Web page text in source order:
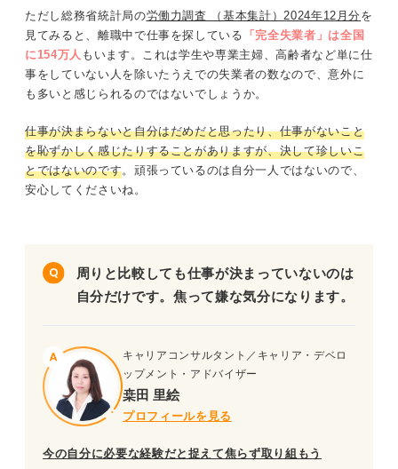
ただし総務省統計局の労働力調査 （基本集計）2024年12月分 を
見てみると、離職中で仕事を探している 「完全失業者」は全国
に154万人 もいます。これは学生や専業主婦、高齢者など単に仕
事をしていない人を除いたうえでの失業者の数なので、意外に
も多いと感じられるのではないでしょうか。
仕事が決まらないと自分はだめだと思ったり、仕事がないこと
を恥ずかしく感じたりすることがありますが、決して珍しいこ
とではないのです。頑張っているのは自分一人ではないので、
安心してくださいね。
周りと比較しても仕事が決まっていないのは
自分だけです。焦って嫌な気分になります。
キャリアコンサルタント／キャリア・デベロ
ップメント・アドバイザー
桒田 里絵
プロフィールを見る
今の自分に必要な経験だと捉えて焦らず取り組もう